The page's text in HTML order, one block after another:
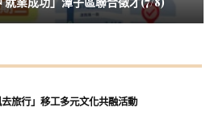
旅行」移工多元文化共融活動